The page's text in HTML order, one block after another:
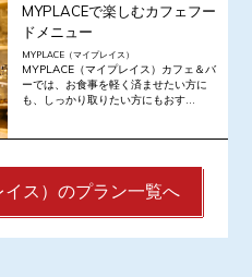
MYPLACEで楽しむカフェフー
ドメニュー
MYPLACE（マイプレイス）
MYPLACE（マイプレイス）カフェ＆バ
ーでは、お食事を軽く済ませたい方に
も、しっかり取りたい方にもおす...
ス）のプラン一覧へ